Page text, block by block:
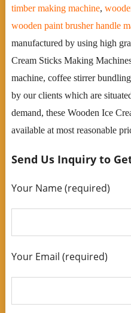
timber making machine,
wooden paint brusher handle
manufactured by using high
Cream Sticks Making
machine, coffee stirrer
by our clients which are
demand, these Wooden Ice
available at most reasonable
Send Us Inquiry to
Your Name (required)
Your Email (required)